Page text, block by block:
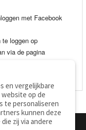
met Facebook
loggen op
via de pagina
en vergelijkbare
op de
te personaliseren
kunnen deze
zij via andere